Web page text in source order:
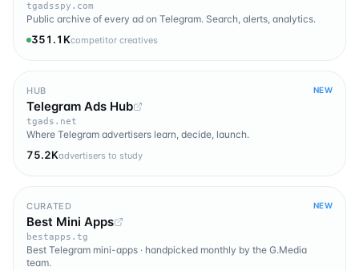
tgadsspy.com
Public archive of every ad on Telegram. Search, alerts, analytics.
351.1Kcompetitor creatives
HUB NEW
Telegram Ads Hub
tgads.net
Where Telegram advertisers learn, decide, launch.
75.2Kadvertisers to study
CURATED NEW
Best Mini Apps
bestapps.tg
Best Telegram mini-apps · handpicked monthly by the G.Media
team.